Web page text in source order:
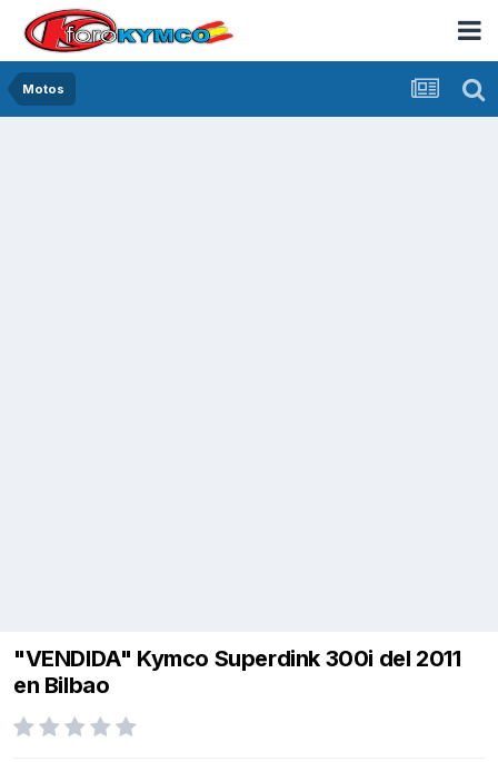
Motos
"VENDIDA" Kymco Superdink 300i del 2011
en Bilbao